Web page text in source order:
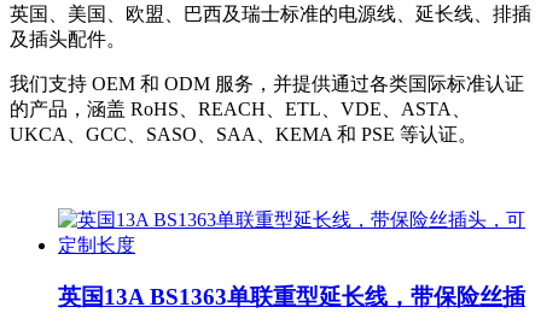
英国、美国、欧盟、巴西及瑞士标准的电源线、延长线、排插
及插头配件。
我们支持 OEM 和 ODM 服务，并提供通过各类国际标准认证
的产品，涵盖 RoHS、REACH、ETL、VDE、ASTA、
UKCA、GCC、SASO、SAA、KEMA 和 PSE 等认证。
英国13A BS1363单联重型延长线，带保险丝插